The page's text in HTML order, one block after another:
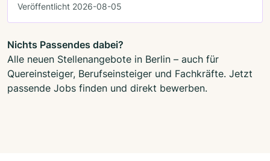
Veröffentlicht 2026-08-05
Nichts Passendes dabei?
Alle neuen Stellenangebote in Berlin – auch für
Quereinsteiger, Berufseinsteiger und Fachkräfte. Jetzt
passende Jobs finden und direkt bewerben.